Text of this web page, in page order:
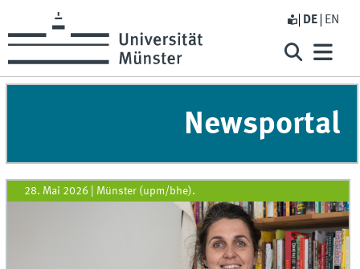
DE EN
Newsportal
28. Mai 2026 Münster (upm/bhe).